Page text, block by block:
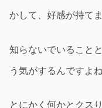
かして、好感が持てま
知らないでいること
う気がするんですよ
とにかく何かとクス